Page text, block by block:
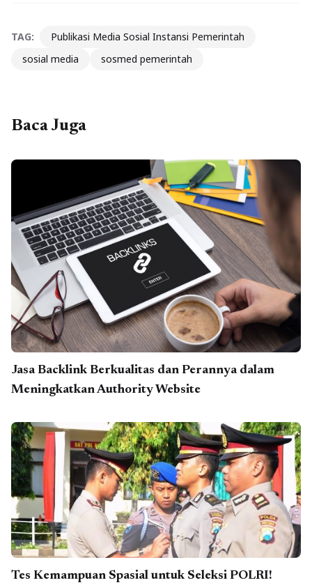
TAG:
Publikasi Media Sosial Instansi Pemerintah
sosial media
sosmed pemerintah
Baca Juga
Jasa Backlink Berkualitas dan Perannya dalam
Meningkatkan Authority Website
Tes Kemampuan Spasial untuk Seleksi POLRI!